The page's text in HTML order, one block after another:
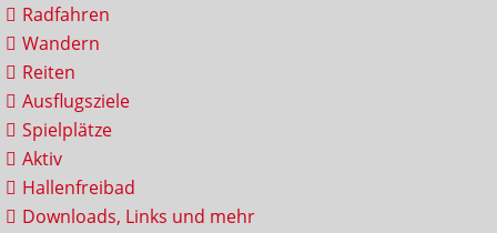
Radfahren
Wandern
Reiten
Ausflugsziele
Spielplätze
Aktiv
Hallenfreibad
Downloads, Links und mehr